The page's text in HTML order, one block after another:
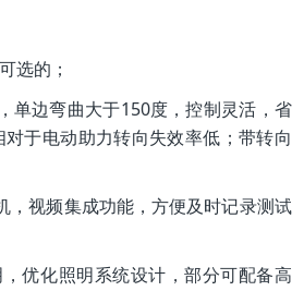
选的；
单边弯曲大于150度，控制灵活，省
于电动助力转向失效率低；带转向
，视频集成功能，方便及时记录测试
，优化照明系统设计，部分可配备高